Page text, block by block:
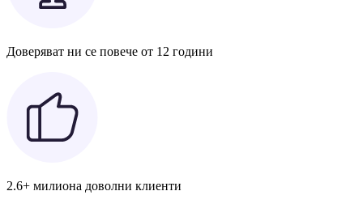
Доверяват ни се повече от 12 години
2.6+ милиона доволни клиенти